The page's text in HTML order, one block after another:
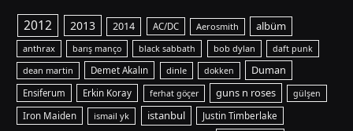
2012 2013 2014 AC/DC Aerosmith albüm
anthrax barış manço black sabbath bob dylan daft punk
dean martin Demet Akalın dinle dokken Duman
Ensiferum Erkin Koray ferhat göçer guns n roses gülşen
Iron Maiden ismail yk istanbul Justin Timberlake